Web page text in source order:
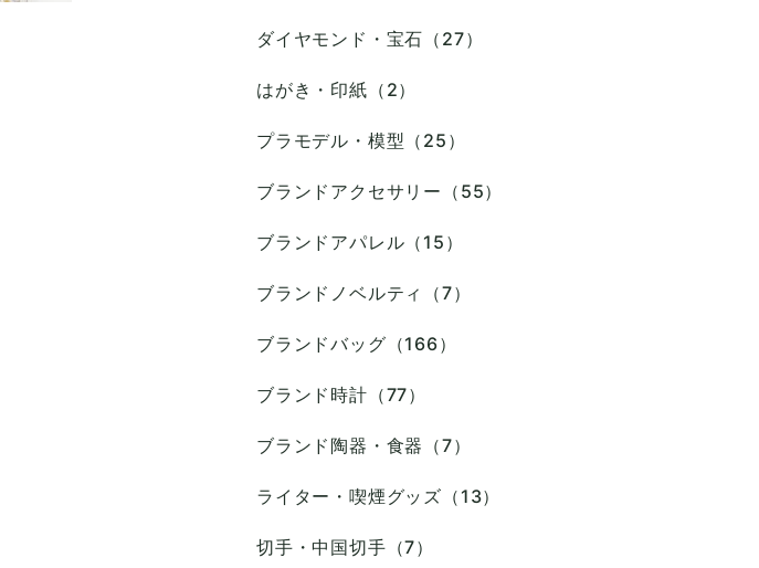
ダイヤモンド・宝石（27）
はがき・印紙（2）
プラモデル・模型（25）
ブランドアクセサリー（55）
ブランドアパレル（15）
ブランドノベルティ（7）
ブランドバッグ（166）
ブランド時計（77）
ブランド陶器・食器（7）
ライター・喫煙グッズ（13）
切手・中国切手（7）